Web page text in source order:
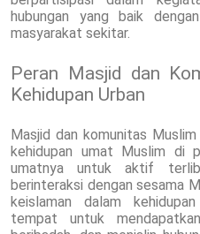
hubungan yang baik
masyarakat sekitar.
Peran Masjid dan
Kehidupan Urban
Masjid dan komunitas
kehidupan umat Muslim di
umatnya untuk aktif
berinteraksi dengan sesama
keislaman dalam
tempat untuk